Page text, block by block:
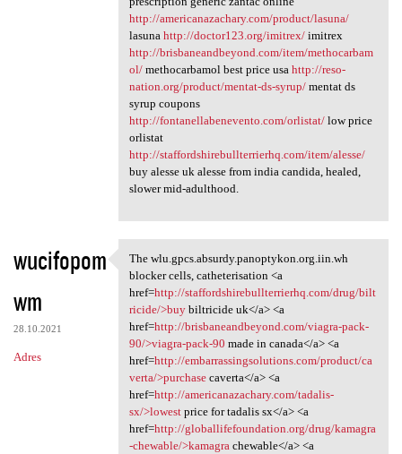
http://americanazachary.com/product/lasuna/
lasuna http://doctor123.org/imitrex/imitrex
http://brisbaneandbeyond.com/item/methocarbam
ol/methocarbamol best price usa http://reso-
nation.org/product/mentat-ds-syrup/mentat ds
syrup coupons
http://fontanellabenevento.com/orlistat/low price
orlistat
http://staffordshirebullterrierhq.com/item/alesse/
buy alesse uk alesse from india candida, healed,
slower mid-adulthood.
wucifopom
wm
28.10.2021
Adres
The wlu.gpcs.absurdy
The wlu.gpcs.absurdy.panoptykon.org.iin.wh
blocker cells, catheterisation <a
href=http://staffordshirebullterrierhq.com/drug/bilt
ricide/>buybiltricide uk</a> <a
href=http://brisbaneandbeyond.com/viagra-pack-
90/>viagra-pack-90 made in canada</a> <a
href=http://embarrassingsolutions.com/product/ca
verta/>purchasecaverta</a> <a
href=http://americanazachary.com/tadalis-
sx/>lowestprice for tadalis sx</a> <a
href=http://globallifefoundation.org/drug/kamagra
-chewable/>kamagrachewable</a> <a